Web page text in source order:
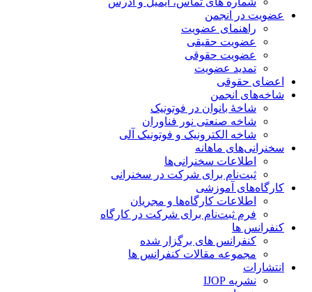
عضویت در انجمن
راهنمای عضویت
عضویت حقیقی
عضویت حقوقی
تمدید عضویت
اعضای حقوقی
شاخه‌های انجمن
شاخۀ بانوان در فوتونیک
شاخه صنعتی نور فناوران
شاخه‌ الکترونیک و فوتونیک آلی
سخنرانی‌های ماهانه
اطلاعات سخنرانی‌‌ها
ثبت‌نام برای شرکت در سخنرانی
کارگاه‌های آموزشی
اطلاعات کارگاه‌ها و مجریان
فرم ثبت‌نام برای شرکت در کارگاه
کنفرانس ها
کنفرانس های برگزار شده
مجموعه مقالات کنفرانس ها
انتشارات
نشریه IJOP